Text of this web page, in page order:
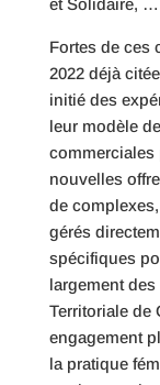
et Solidaire, …
Fortes de ces
2022 déjà
initié des
leur modèle
commerciales
nouvelles
de
gérés
spécifiques
largement
Territoriale de
engagement
la pratique